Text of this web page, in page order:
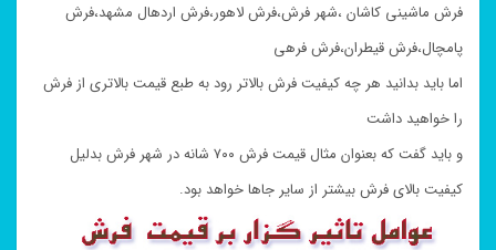
فرش ماشینی کاشان ،شهر فرش،فرش لاهور،فرش اردهال مشهد،فرش
پامچال،فرش قیطران،فرش فرهی
اما باید بدانید هر چه کیفیت فرش بالاتر رود به طبع قیمت بالاتری از فرش
را خواهید داشت
و باید گفت که بعنوان مثال قیمت فرش ۷۰۰ شانه در شهر فرش بدلیل
کیفیت بالای فرش بیشتر از سایر جاها خواهد بود.